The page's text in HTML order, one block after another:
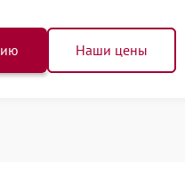
Наши цены